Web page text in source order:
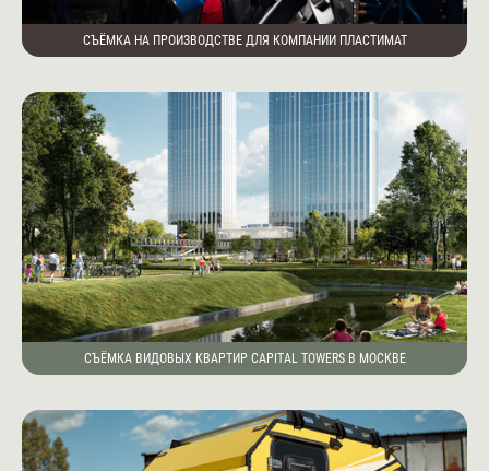
СЪЁМКА НА ПРОИЗВОДСТВЕ ДЛЯ КОМПАНИИ ПЛАСТИМАТ
СЪЁМКА ВИДОВЫХ КВАРТИР CAPITAL TOWERS В МОСКВЕ